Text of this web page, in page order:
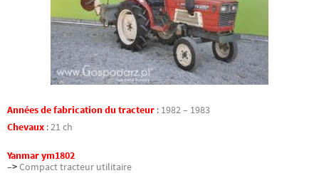
Années de fabrication du tracteur : 1982 – 1983
Chevaux :21 ch
Yanmar ym1802
–>Compact tracteur utilitaire